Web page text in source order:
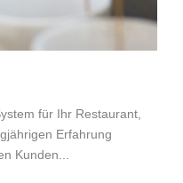
für Ihr Restaurant,
Erfahrung
Kunden...